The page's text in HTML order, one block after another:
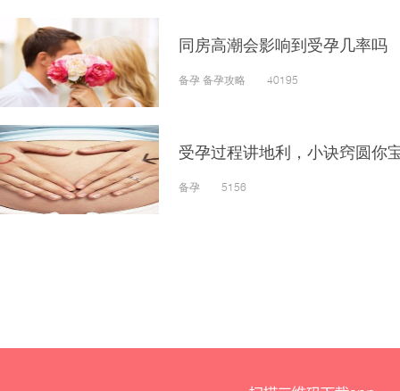
同房高潮会影响到受孕几率吗
备孕 备孕攻略 40195
受孕过程讲地利，小诀窍圆你
备孕 5156